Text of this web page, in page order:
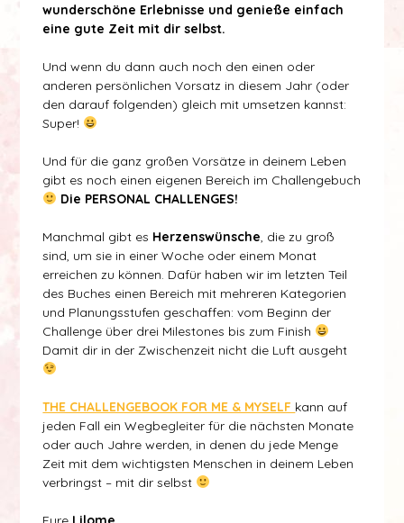
wunderschöne Erlebnisse und genieße einfach
eine gute Zeit mit dir selbst.
Und wenn du dann auch noch den einen oder
anderen persönlichen Vorsatz in diesem Jahr (oder
den darauf folgenden) gleich mit umsetzen kannst:
Super!
Und für die ganz großen Vorsätze in deinem Leben
gibt es noch einen eigenen Bereich im Challengebuch
Die PERSONAL CHALLENGES!
Manchmal gibt es Herzenswünsche , die zu groß
sind, um sie in einer Woche oder einem Monat
erreichen zu können. Dafür haben wir im letzten Teil
des Buches einen Bereich mit mehreren Kategorien
und Planungsstufen geschaffen: vom Beginn der
Challenge über drei Milestones bis zum Finish
Damit dir in der Zwischenzeit nicht die Luft ausgeht
THE CHALLENGEBOOK FOR ME & MYSELF kann auf
jeden Fall ein Wegbegleiter für die nächsten Monate
oder auch Jahre werden, in denen du jede Menge
Zeit mit dem wichtigsten Menschen in deinem Leben
verbringst – mit dir selbst